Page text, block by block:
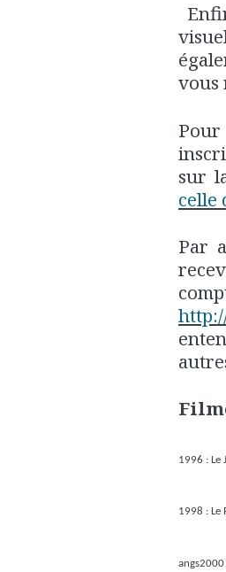
vous
sur
celle
Par
1996 : Le
1998 : Le
angs2000